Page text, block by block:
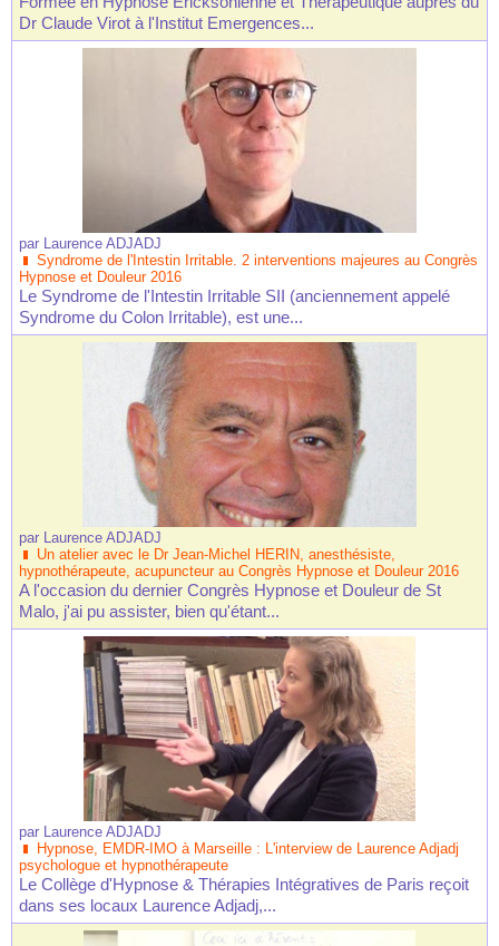
Dr Claude Virot à l'Institut Emergences...
par Laurence ADJADJ
Syndrome de l'Intestin Irritable. 2 interventions majeures au Congrès
Hypnose et Douleur 2016
Le Syndrome de l'Intestin Irritable SII (anciennement appelé
Syndrome du Colon Irritable), est une...
par Laurence ADJADJ
Un atelier avec le Dr Jean-Michel HERIN, anesthésiste,
hypnothérapeute, acupuncteur au Congrès Hypnose et Douleur 2016
A l'occasion du dernier Congrès Hypnose et Douleur de St
Malo, j'ai pu assister, bien qu'étant...
par Laurence ADJADJ
Hypnose, EMDR-IMO à Marseille : L'interview de Laurence Adjadj
psychologue et hypnothérapeute
Le Collège d'Hypnose & Thérapies Intégratives de Paris reçoit
dans ses locaux Laurence Adjadj,...